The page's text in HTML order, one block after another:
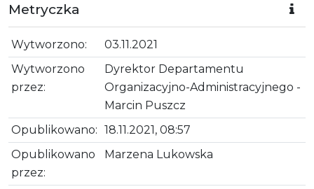
Metryczka
Wytworzono:
03.11.2021
Wytworzono
przez:
Dyrektor Departamentu
Organizacyjno-Administracyjnego -
Marcin Puszcz
Opublikowano: 18.11.2021, 08:57
Opublikowano
przez:
Marzena Lukowska